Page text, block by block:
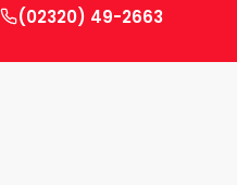
(02320) 49-2663